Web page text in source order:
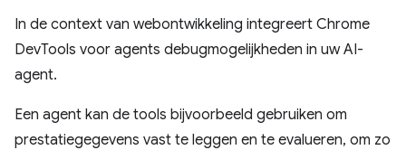
In de context van webontwikkeling integreert Chrome
DevTools voor agents debugmogelijkheden in uw AI-
agent.
Een agent kan de tools bijvoorbeeld gebruiken om
prestatiegegevens vast te leggen en te evalueren, om zo